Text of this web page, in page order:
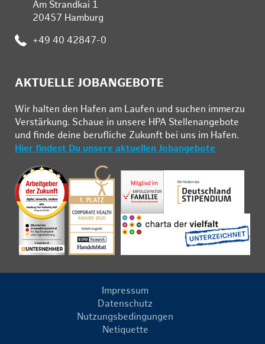
Am Strandkai 1
20457 Hamburg
Telefon:
+49 40 42847-0
AKTUELLE JOBANGEBOTE
Wir hal­ten den Ha­fen am Lau­fen und su­chen im­mer­zu
Ver­stär­kung. Schau­e in un­se­re HPA Stel­len­an­ge­bo­te
und fin­de deine be­ruf­li­che Zu­kunft bei uns im Ha­fen.
Hier findest Du unsere aktuellen Jobangebote
Impressum
Datenschutz
Nutzungsbedingungen
Netiquette